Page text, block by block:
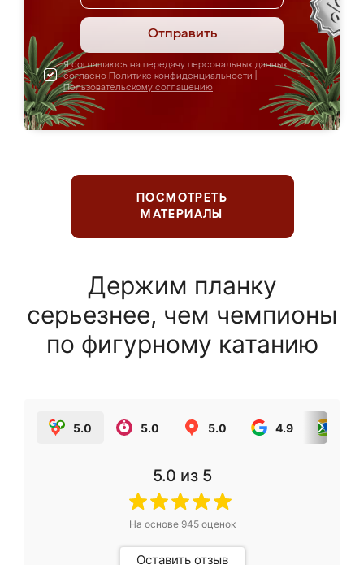
Отправить
Я соглашаюсь на передачу персональных данных
согласно Политике конфиденциальности
Пользовательскому соглашению
ПОСМОТРЕТЬ
МАТЕРИАЛЫ
Держим планку
серьезнее, чем чемпионы
по фигурному катанию
5.0 5.0 5.0 4.9
5.0 из 5
На основе 945оценок
Оставить отзыв